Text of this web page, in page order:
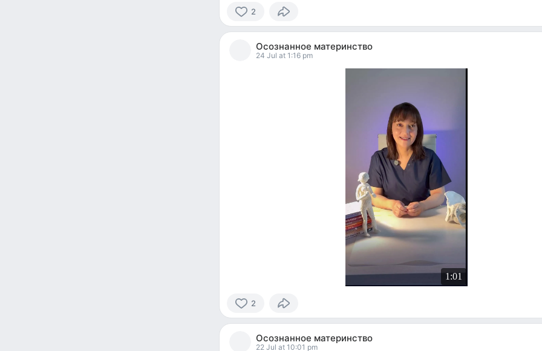
2
2
reactedОсознанное материнство
24 Jul at 1:16 pm
1:01
2
2
reactedОсознанное материнство
22 Jul at 10:01 pm